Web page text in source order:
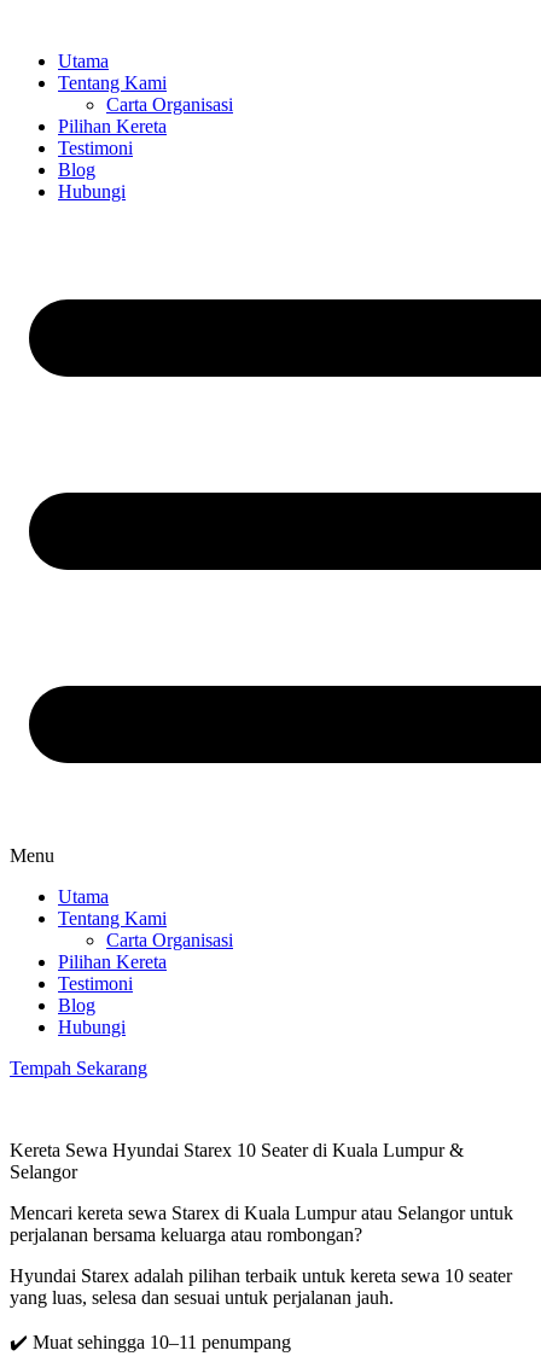
contentUtama
Tentang Kami
Carta Organisasi
Pilihan Kereta
Testimoni
Blog
Hubungi
Menu
Utama
Tentang Kami
Carta Organisasi
Pilihan Kereta
Testimoni
Blog
Hubungi
Tempah Sekarang
Kereta Sewa Hyundai Starex 10 Seater di Kuala Lumpur &
Selangor
Mencari kereta sewa Starex di Kuala Lumpur atau Selangor untuk
perjalanan bersama keluarga atau rombongan?
Hyundai Starex adalah pilihan terbaik untuk kereta sewa 10 seater
yang luas, selesa dan sesuai untuk perjalanan jauh.
✔️ Muat sehingga 10–11 penumpang